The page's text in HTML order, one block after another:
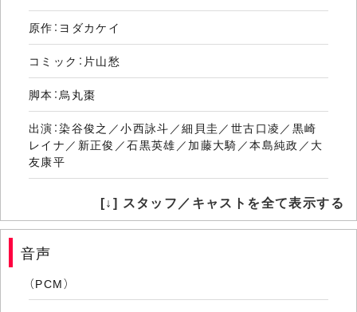
原作：ヨダカケイ
コミック：片山愁
脚本：烏丸棗
出演：染谷俊之／小西詠斗／細貝圭／世古口凌／黒崎
レイナ／新正俊／石黒英雄／加藤大騎／本島純政／大
友康平
[Disc 2] UNREAL-不条理雑貨店-
コミック：片山愁
[↓] スタッフ／キャストを全て表示する
音声
（PCM）